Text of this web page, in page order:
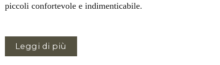
piccoli confortevole e indimenticabile.
Leggi di più